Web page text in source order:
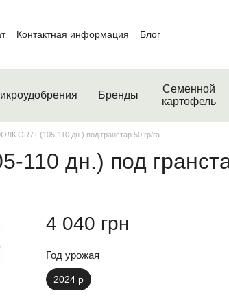
Контактная информация Блог
Бренды
Семенной
картофель
OR7+ (105-110 дн.) под гранстар 50 гр/га
дн.) под
4 040 грн
Год урожая
2024 р